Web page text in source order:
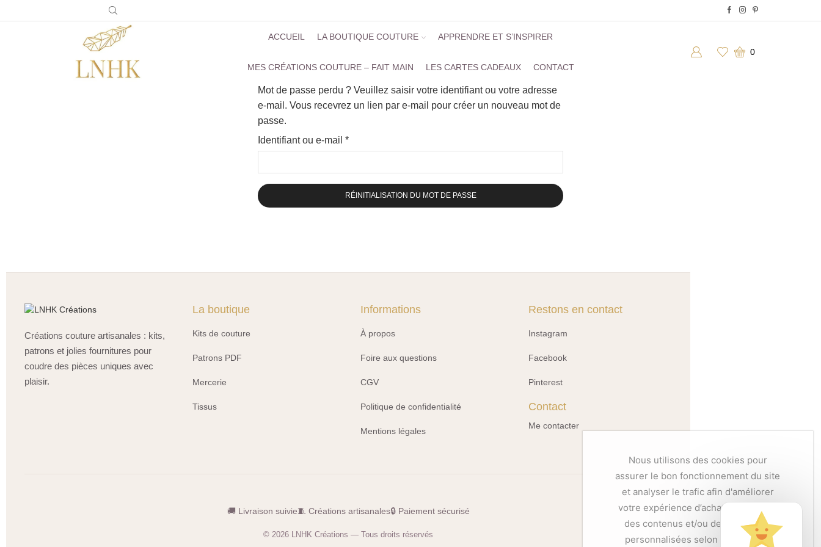
ACCUEIL LA BOUTIQUE COUTURE APPRENDRE ET S’INSPIRER
MES CRÉATIONS COUTURE – FAIT MAIN LES CARTES CADEAUX CONTACT
0
Mot de passe perdu ? Veuillez saisir votre identifiant ou votre adresse
e-mail. Vous recevrez un lien par e-mail pour créer un nouveau mot de
passe.
Identifiant ou e-mail *
RÉINITIALISATION DU MOT DE PASSE
Créations couture artisanales : kits,
patrons et jolies fournitures pour
coudre des pièces uniques avec
plaisir.
La boutique
Kits de couture
Patrons PDF
Mercerie
Tissus
Informations
À propos
Foire aux questions
CGV
Politique de confidentialité
Mentions légales
Restons en contact
Instagram
Facebook
Pinterest
Contact
Me contacter
🚚 Livraison suivie🧵 Créations artisanales🔒 Paiement sécurisé
© 2026 LNHK Créations — Tous droits réservés
Nous utilisons des cookies pour
assurer le bon fonctionnement du site
et analyser le trafic afin d'améliorer
votre expérience d’achat et proposer
des contenus et/ou des publicités
personnalisées selon vos centres